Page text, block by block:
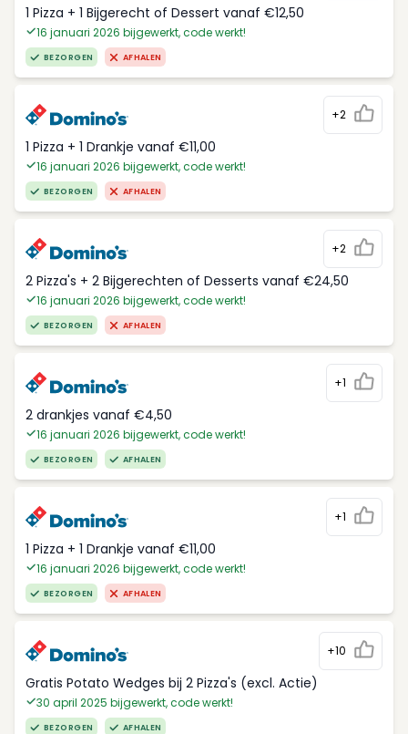
1 Pizza + 1 Bijgerecht of Dessert vanaf €12,50
16 januari 2026 bijgewerkt, code werkt!
BEZORGEN AFHALEN
+2
1 Pizza + 1 Drankje vanaf €11,00
16 januari 2026 bijgewerkt, code werkt!
BEZORGEN AFHALEN
+2
2 Pizza's + 2 Bijgerechten of Desserts vanaf €24,50
16 januari 2026 bijgewerkt, code werkt!
BEZORGEN AFHALEN
+1
2 drankjes vanaf €4,50
16 januari 2026 bijgewerkt, code werkt!
BEZORGEN AFHALEN
+1
1 Pizza + 1 Drankje vanaf €11,00
16 januari 2026 bijgewerkt, code werkt!
BEZORGEN AFHALEN
+10
Gratis Potato Wedges bij 2 Pizza's (excl. Actie)
30 april 2025 bijgewerkt, code werkt!
BEZORGEN AFHALEN